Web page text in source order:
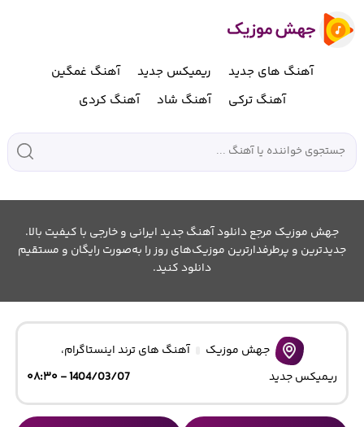
آهنگ های جدید ریمیکس جدید
آهنگ غمگین
آهنگ ترکی
آهنگ شاد آهنگ کردی
جهش موزیک مرجع دانلود آهنگ جدید ایرانی و خارجی با کیفیت بالا.
جدیدترین و پرطرفدارترین موزیک‌های روز را به‌صورت رایگان و مستقیم
دانلود کنید.
جهش موزیک آهنگ های ترند اینستاگرام،
ریمیکس جدید
1404/03/07 - ۰۸:۳۰